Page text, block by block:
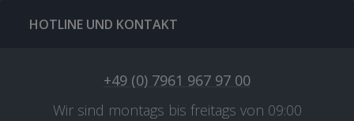
HOTLINE UND KONTAKT
+49 (0) 7961 967 97 00
Wir sind montags bis freitags von 09:00